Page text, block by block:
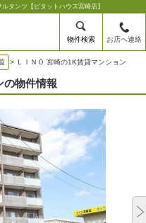
タンツ【ピタットハウス宮崎店】
物件検索 お店へ連絡
> ＬＩＮＯ 宮崎の1K賃貸マンション
の物件情報